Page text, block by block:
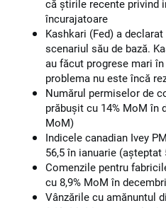
că știrile recente privind
încurajatoare
Kashkari (Fed) a
scenariul său de bază.
au făcut progrese mari
problema nu este încă
Numărul permiselor de
prăbușit cu 14% MoM în
MoM)
Indicele canadian Ivey
56,5 în ianuarie (așteptat
Comenzile pentru
cu 8,9% MoM în
Vânzările cu amănuntul